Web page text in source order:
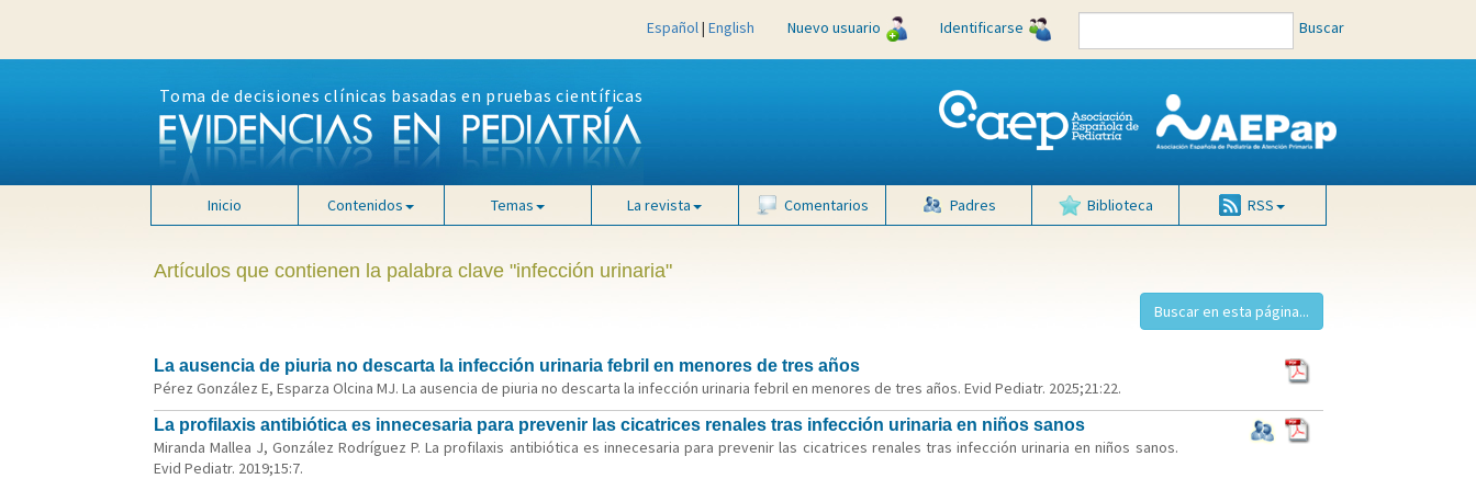
Español| English Nuevo usuario Identificarse Buscar
Toma de decisiones clínicas basadas en pruebas científicas
Inicio Contenidos Temas La revista Comentarios Padres Biblioteca RSS
Artículos que contienen la palabra clave "infección urinaria"
La ausencia de piuria no descarta la infección urinaria febril en menores de tres años
Pérez González E, Esparza Olcina MJ. La ausencia de piuria no descarta la infección urinaria febril en menores de tres años. Evid Pediatr. 2025;21:22.
La profilaxis antibiótica es innecesaria para prevenir las cicatrices renales tras infección urinaria en niños sanos
Miranda Mallea J, González Rodríguez P. La profilaxis antibiótica es innecesaria para prevenir las cicatrices renales tras infección urinaria en niños sanos.
Evid Pediatr. 2019;15:7.